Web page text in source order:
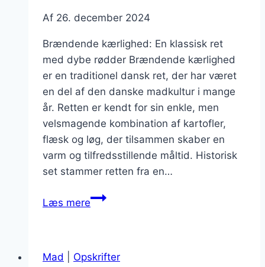
Af 26. december 2024
Brændende kærlighed: En klassisk ret
med dybe rødder Brændende kærlighed
er en traditionel dansk ret, der har været
en del af den danske madkultur i mange
år. Retten er kendt for sin enkle, men
velsmagende kombination af kartofler,
flæsk og løg, der tilsammen skaber en
varm og tilfredsstillende måltid. Historisk
set stammer retten fra en…
Læs mereBrændende
varm
Mad Opskrifter